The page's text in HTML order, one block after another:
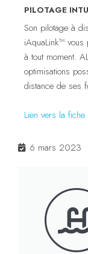
PILOTAGE
Son pilotage à
iAquaLink™ vous
à tout moment.
optimisations
distance de ses
Lien vers la
6 mars 2023